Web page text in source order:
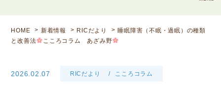
HOME 新着情報 RICだより
睡眠障害（不眠・過眠）の種類
と改善法
こころコラム あざみ野
2026.02.07 RICだより こころコラム